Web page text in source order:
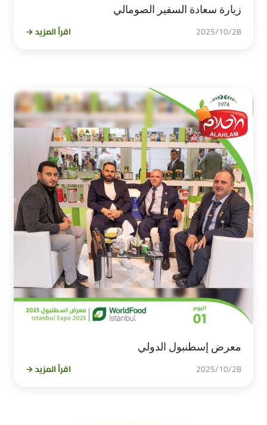
زيارة سعادة السفير الصومالي
2025/10/28 اقرأ المزيد →
معرض إسطنبول الدولي
2025/10/28 اقرأ المزيد →